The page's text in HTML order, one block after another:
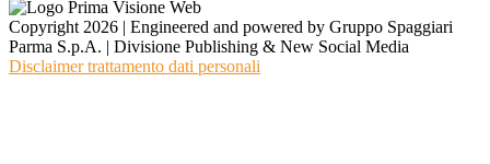
Copyright 2026 | Engineered and powered by Gruppo Spaggiari
Parma S.p.A. | Divisione Publishing & New Social Media
Disclaimer trattamento dati personali